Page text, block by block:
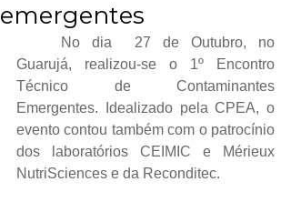
emergentes
No dia  27 de Outubro, no
Guarujá, realizou-se o 1º Encontro
Técnico de Contaminantes
Emergentes. Idealizado pela CPEA, o
evento contou também com o patrocínio
dos laboratórios CEIMIC e
Mérieux
NutriSciences e da Reconditec.